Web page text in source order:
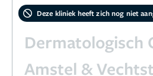
Deze kliniek heeft zich nog niet
Dermatologisch
Amstel &